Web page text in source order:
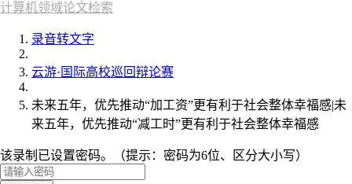
计算机领域论文检索
录音转文字
云游·国际高校巡回辩论赛
未来五年，优先推动“加工资”更有利于社会整体幸福感|未
来五年，优先推动“减工时”更有利于社会整体幸福感
该录制已设置密码。（提示：密码为6位、区分大小写）